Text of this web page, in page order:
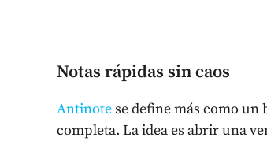
Notas rápidas sin caos
Antinotese define más como
completa. La idea es abrir una